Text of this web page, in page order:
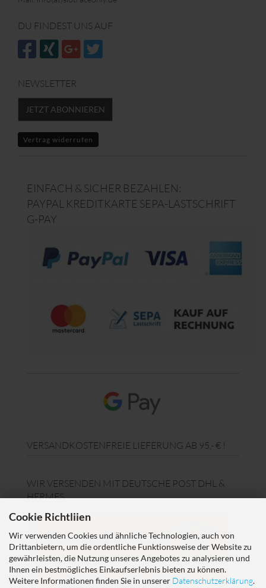
Cookie Richtliien
Wir verwenden Cookies und ähnliche Technologien, auch von
Drittanbietern, um die ordentliche Funktionsweise der Website zu
gewährleisten, die Nutzung unseres Angebotes zu analysieren und
Ihnen ein bestmögliches Einkaufserlebnis bieten zu können.
Weitere Informationen finden Sie in unserer Datenschutzerklärung.
DU FINDEST UNS AUF
NEWSLETTER
JETZT ABONNIEREN
Vertrag widerrufen
EINFACH & SICHER BEZAHLEN:
PAYPAL KREDITKARTE SEPA-LASTSCHRIFT
G-PAY
VERSANDKOSTENFREIE LIEFERUNG AB 95,- € !
WIR VERSENDEN MIT DEUTSCHE POST DHL &
HERMES